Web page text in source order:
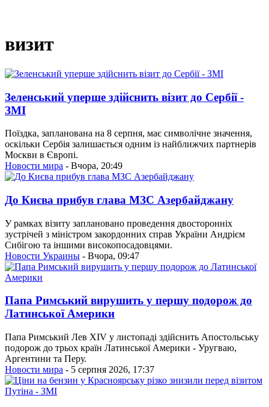
визит
Зеленський уперше здійснить візит до Сербії -
ЗМІ
Поїздка, запланована на 8 серпня, має символічне значення,
оскільки Сербія залишається одним із найближчих партнерів
Москви в Європі.
Новости мира - Вчора, 20:49
До Києва прибув глава МЗС Азербайджану
У рамках візиту заплановано проведення двосторонніх
зустрічей з міністром закордонних справ України Андрієм
Сибігою та іншими високопосадовцями.
Новости Украины - Вчора, 09:47
Папа Римський вирушить у першу подорож до
Латинської Америки
Папа Римський Лев XIV у листопаді здійснить Апостольську
подорож до трьох країн Латинської Америки - Уругваю,
Аргентини та Перу.
Новости мира - 5 серпня 2026, 17:37